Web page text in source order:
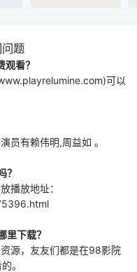
题
看？
可以
员有赖伟明,周益如 。
？
播放地址：
里下载？
源，友友们都是在98影院
。